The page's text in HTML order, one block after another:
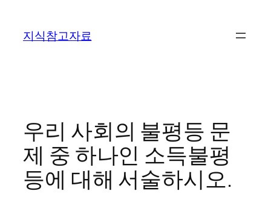
지식참고자료
우리 사회의 불평등 문
제 중 하나인 소득불평
등에 대해 서술하시오.